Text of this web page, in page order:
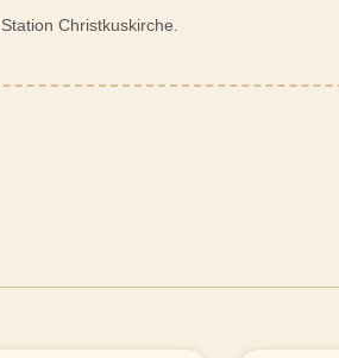
, Station Christkuskirche.